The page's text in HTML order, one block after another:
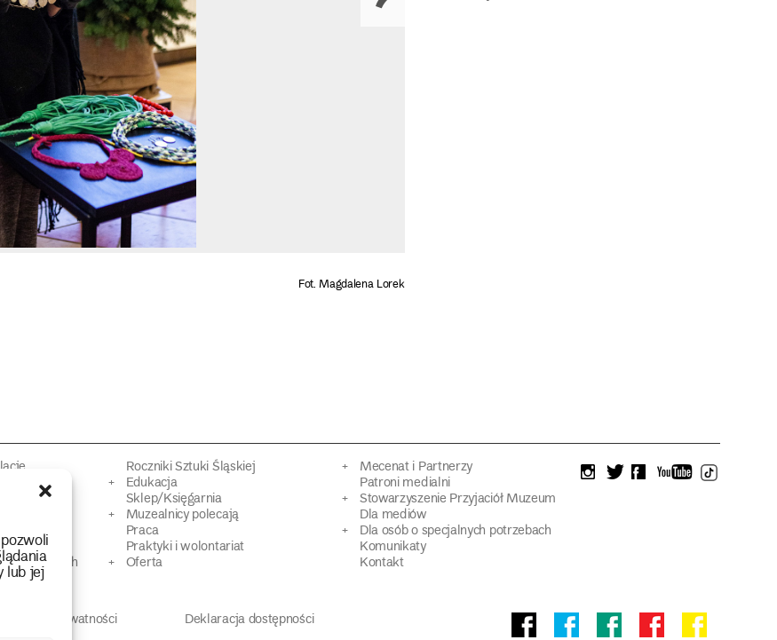
lub jej
Fot. Magdalena Lorek
wojennych
Roczniki Sztuki Śląskiej
Edukacja
Sklep/Księgarnia
Muzealnicy polecają
Praca
Praktyki i wolontariat
Oferta
Mecenat i Partnerzy
Patroni medialni
Stowarzyszenie Przyjaciół Muzeum
Dla mediów
Dla osób o specjalnych potrzebach
Komunikaty
Kontakt
instagram
twitterfacebookyoutube
tiktok
Polityka prywatności Deklaracja dostępności FacebookfacebookfacebookFacebookfacebook